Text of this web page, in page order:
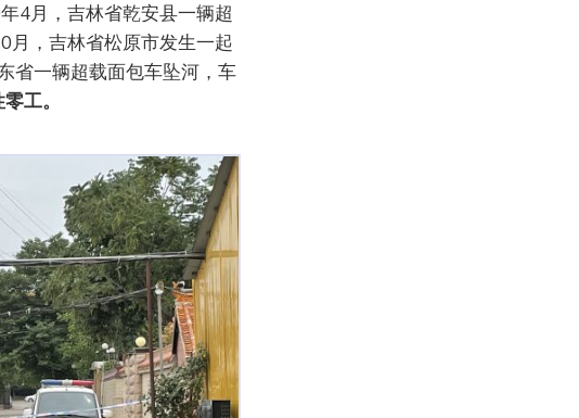
4月，吉林省乾安县一辆超
月，吉林省松原市发生一起
省一辆超载面包车坠河，车
工。